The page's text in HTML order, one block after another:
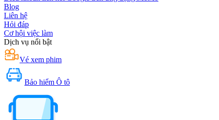
Blog
Liên hệ
Hỏi đáp
Cơ hội việc làm
Dịch vụ nổi bật
Vé xem phim
Bảo hiểm Ô tô